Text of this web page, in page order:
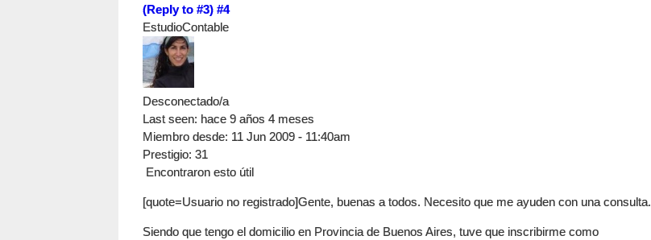
(Reply to #3) #4
EstudioContable
Desconectado/a
Last seen: hace 9 años 4 meses
Miembro desde: 11 Jun 2009 - 11:40am
Prestigio: 31
Encontraron esto útil
[quote=Usuario no registrado]Gente, buenas a todos. Necesito que me ayuden con una consulta.
Siendo que tengo el domicilio en Provincia de Buenos Aires, tuve que inscribirme como